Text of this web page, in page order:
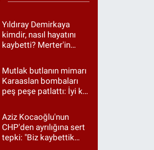
Yıldıray Demirkaya
kimdir, nasıl hayatını
kaybetti? Merter'in
mesajı
Mutlak butlanın mimarı
Karaaslan bombaları
peş peşe patlattı: İyi ki
Aziz Kocaoğlu'nun
CHP'den ayrılığına sert
tepki: "Biz kaybettik